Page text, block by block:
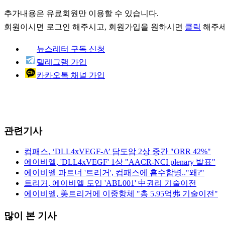
추가내용은 유료회원만 이용할 수 있습니다.
회원이시면 로그인 해주시고, 회원가입을 원하시면 클릭 해주
뉴스레터 구독 신청
텔레그램 가입
카카오톡 채널 가입
관련기사
컴패스, ‘DLL4xVEGF-A’ 담도암 2상 중간 "ORR 42%"
에이비엘, 'DLL4xVEGF' 1상 "AACR-NCI plenary 발표"
에이비엘 파트너 '트리거', 컴패스에 흡수합병.."왜?"
트리거, 에이비엘 도입 'ABL001' 中권리 기술이전
에이비엘, 美트리거에 이중항체 "총 5.95억弗 기술이전"
많이 본 기사